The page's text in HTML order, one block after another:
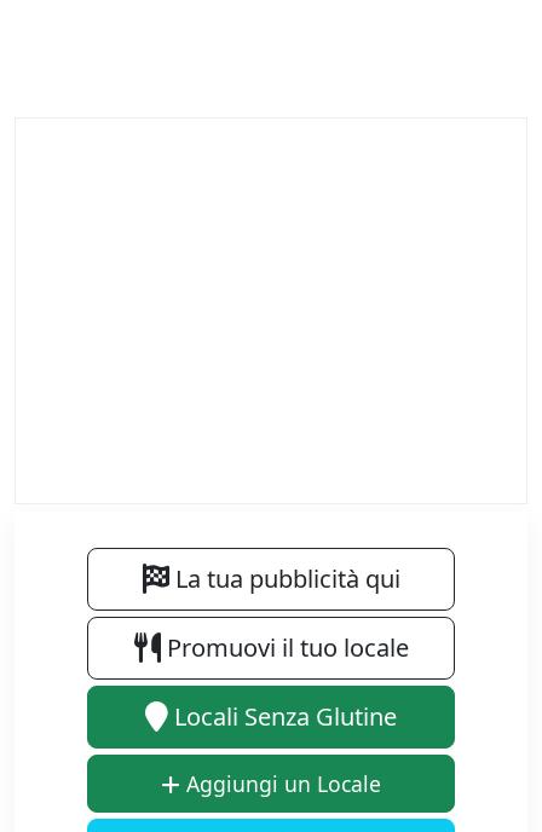
La tua pubblicità qui
Promuovi il tuo locale
Locali Senza Glutine
Aggiungi un Locale